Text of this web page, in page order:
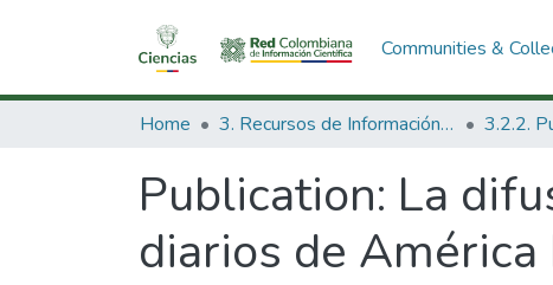
Communities &
Home 3. Recursos de Información Científica y Tecnológica
Publication: La
diarios de América